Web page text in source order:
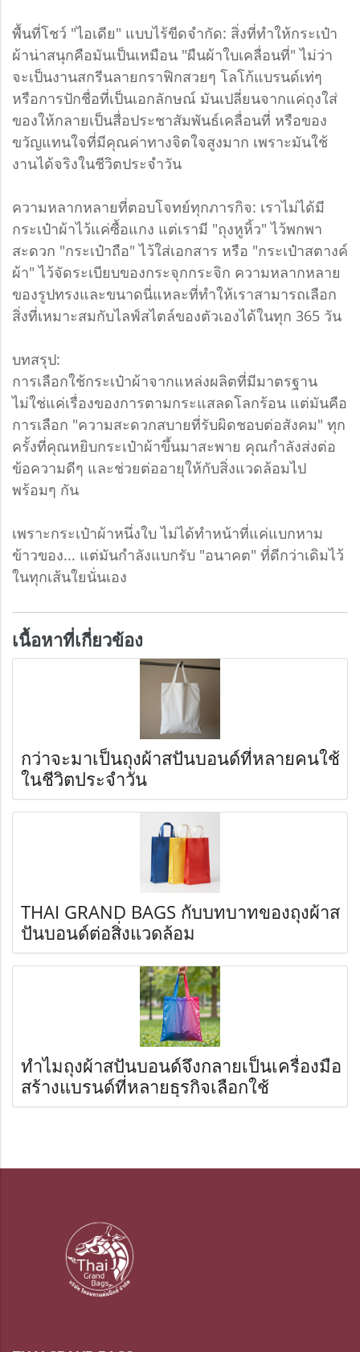
พื้นที่โชว์ "ไอเดีย" แบบไร้ขีดจำกัด: สิ่งที่ทำให้กระเป๋า
ผ้าน่าสนุกคือมันเป็นเหมือน "ผืนผ้าใบเคลื่อนที่" ไม่ว่า
จะเป็นงานสกรีนลายกราฟิกสวยๆ โลโก้แบรนด์เท่ๆ
หรือการปักชื่อที่เป็นเอกลักษณ์ มันเปลี่ยนจากแค่ถุงใส่
ของให้กลายเป็นสื่อประชาสัมพันธ์เคลื่อนที่ หรือของ
ขวัญแทนใจที่มีคุณค่าทางจิตใจสูงมาก เพราะมันใช้
งานได้จริงในชีวิตประจำวัน
ความหลากหลายที่ตอบโจทย์ทุกภารกิจ: เราไม่ได้มี
กระเป๋าผ้าไว้แค่ซื้อแกง แต่เรามี "ถุงหูหิ้ว" ไว้พกพา
สะดวก "กระเป๋าถือ" ไว้ใส่เอกสาร หรือ "กระเป๋าสตางค์
ผ้า" ไว้จัดระเบียบของกระจุกกระจิก ความหลากหลาย
ของรูปทรงและขนาดนี่แหละที่ทำให้เราสามารถเลือก
สิ่งที่เหมาะสมกับไลฟ์สไตล์ของตัวเองได้ในทุก 365 วัน
บทสรุป:
การเลือกใช้กระเป๋าผ้าจากแหล่งผลิตที่มีมาตรฐาน
ไม่ใช่แค่เรื่องของการตามกระแสลดโลกร้อน แต่มันคือ
การเลือก "ความสะดวกสบายที่รับผิดชอบต่อสังคม" ทุก
ครั้งที่คุณหยิบกระเป๋าผ้าขึ้นมาสะพาย คุณกำลังส่งต่อ
ข้อความดีๆ และช่วยต่ออายุให้กับสิ่งแวดล้อมไป
พร้อมๆ กัน
เพราะกระเป๋าผ้าหนึ่งใบ ไม่ได้ทำหน้าที่แค่แบกหาม
ข้าวของ... แต่มันกำลังแบกรับ "อนาคต" ที่ดีกว่าเดิมไว้
ในทุกเส้นใยนั่นเอง
เนื้อหาที่เกี่ยวข้อง
กว่าจะมาเป็นถุงผ้าสปันบอนด์ที่หลายคนใช้
ในชีวิตประจำวัน
THAI GRAND BAGS กับบทบาทของถุงผ้าส
ปันบอนด์ต่อสิ่งแวดล้อม
ทำไมถุงผ้าสปันบอนด์จึงกลายเป็นเครื่องมือ
สร้างแบรนด์ที่หลายธุรกิจเลือกใช้